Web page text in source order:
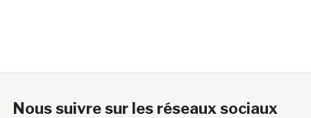
Nous suivre sur les réseaux sociaux